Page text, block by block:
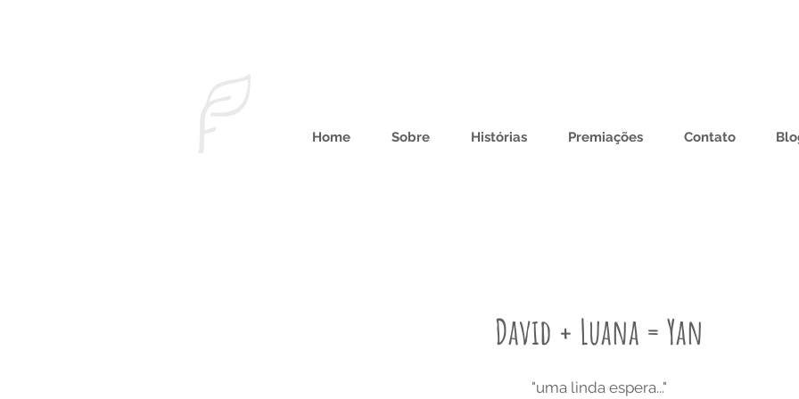
Home Sobre Histórias Premiações Contato
David + Luana = Yan
"uma linda espera..."